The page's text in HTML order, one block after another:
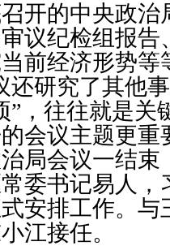
开的中央政治
议纪检组报告
前经济形势等
还研究了其他
”，往往就是关
会议主题更重
局会议一结
委书记易人，
安排工作。与
江接任。